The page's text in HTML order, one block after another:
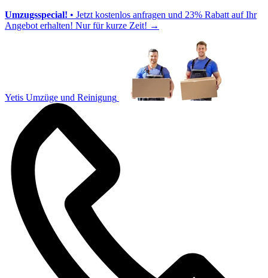
Umzugsspecial! • Jetzt kostenlos anfragen und 23% Rabatt auf Ihr
Angebot erhalten! Nur für kurze Zeit! →
Yetis Umzüge und Reinigung